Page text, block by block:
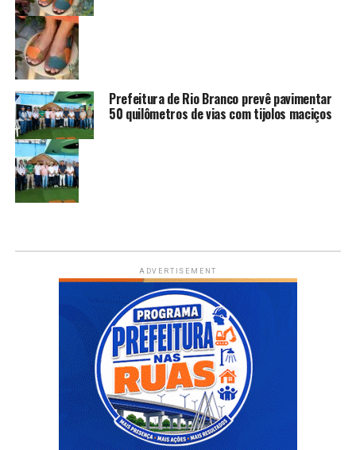
Prefeitura de Rio Branco prevê pavimentar
50 quilômetros de vias com tijolos maciços
ADVERTISEMENT